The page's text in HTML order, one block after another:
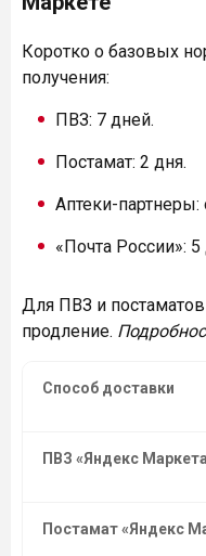
Коротко о базовых
получения:
ПВЗ: 7 дней.
Постамат: 2 дня.
Аптеки-партнеры:
«Почта России»: 5
Для ПВЗ и
продление.
Способ доставки
ПВЗ «Яндекс
Постамат «Яндекс